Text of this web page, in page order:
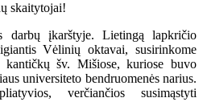
skaitytojai!
darbų įkarštyje. Lietingą lapkričio
Vėlinių oktavai, susirinkome
šv. Mišiose, kuriose buvo
universiteto bendruomenės narius.
verčiančios susimąstyti